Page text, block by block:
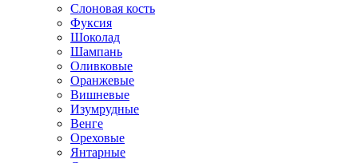
Слоновая кость
Фуксия
Шоколад
Шампань
Оливковые
Оранжевые
Вишневые
Изумрудные
Венге
Ореховые
Янтарные